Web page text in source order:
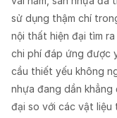
sử dụng thậm chí
nội thất hiện đại tìm
chi phí đáp ứng được
cầu thiết yếu không
nhựa đang dần
đại so với các vật liệu